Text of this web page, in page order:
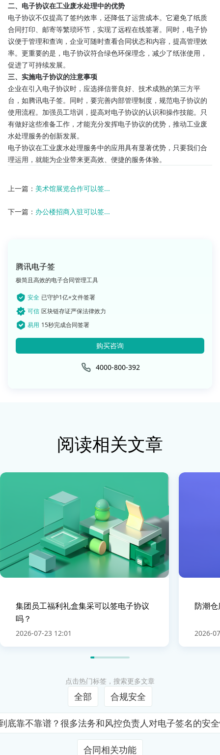
二、电子协议在工业废水处理中的优势
电子协议不仅提高了签约效率，还降低了运营成本。它避免了纸质
合同打印、邮寄等繁琐环节，实现了远程在线签署。同时，电子协
议便于管理和查询，企业可随时查看合同状态和内容，提高管理效
率。更重要的是，电子协议符合绿色环保理念，减少了纸张使用，
促进了可持续发展。
三、实施电子协议的注意事项
企业在引入电子协议时，应选择信誉良好、技术成熟的第三方平
台，如腾讯电子签。同时，要完善内部管理制度，规范电子协议的
使用流程。加强员工培训，提高对电子协议的认识和操作技能。只
有做好这些准备工作，才能充分发挥电子协议的优势，推动工业废
水处理服务的创新发展。
电子协议在工业废水处理服务中的应用具有显著优势，只要我们合
理运用，就能为企业带来更高效、便捷的服务体验。
上一篇： 美术馆展览合作可以签...
下一篇： 办公楼招商入驻可以签...
腾讯电子签
极简且高效的电子合同管理工具
安全 已守护1亿+文件签署
可信 区块链存证严保法律效力
易用 15秒完成合同签署
购买咨询
4000-800-392
阅读相关文章
集团员工福利礼盒集采可以签电子协议
吗？
2026-07-23 12:01
防潮
2026-
点击热门标签，搜索更多文章
全部 合规安全
靠不靠谱？很多法务和风控负责人对电子签名的
合同相关功能